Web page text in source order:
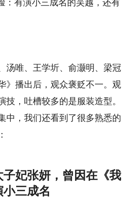
汤唯、王学圻、俞灏明、梁冠
》播出后，观众褒贬不一。观
，吐槽较多的是服装造型。
中，我们还看到了很多熟悉的
妃张妍，曾因在《我
三成名